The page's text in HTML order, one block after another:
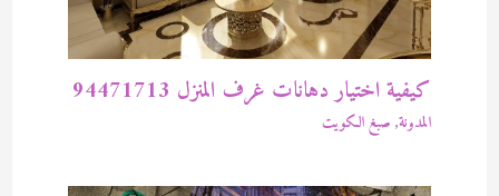
كيفية اختيار دهانات غرف المنزل 94471713
المدونة, صبغ الكويت